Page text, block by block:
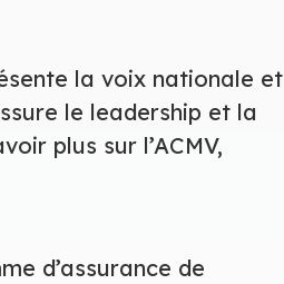
la voix nationale et
le leadership et la
plus sur l’ACMV,
d’assurance de